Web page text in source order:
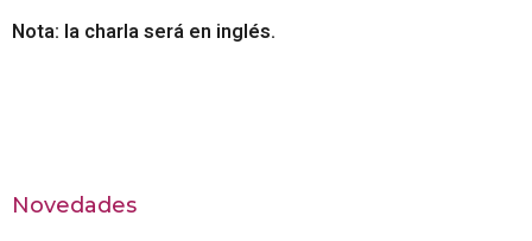
Nota: la charla será en inglés.
Novedades